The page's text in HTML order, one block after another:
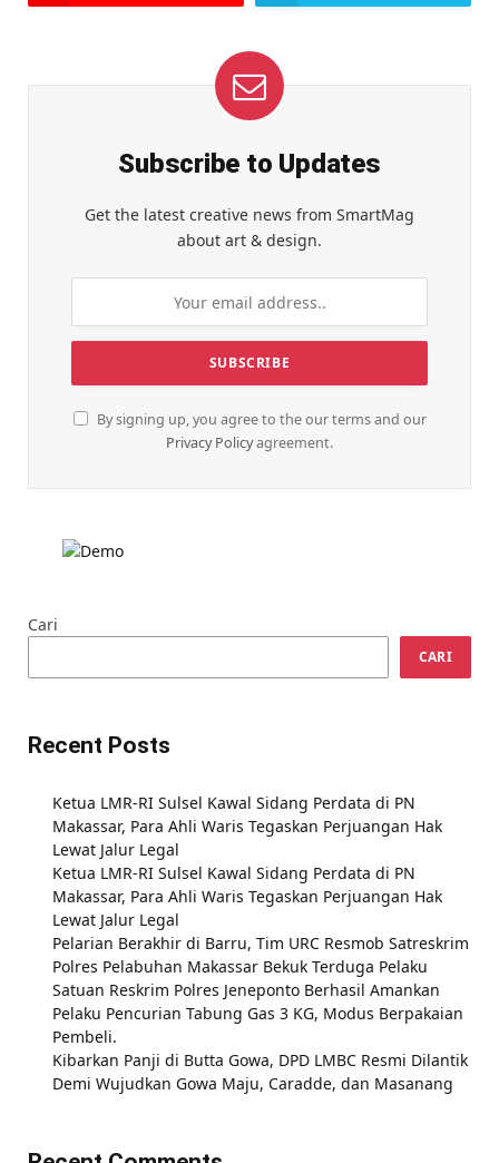
Subscribe to Updates
Get the latest creative news from SmartMag
about art & design.
By signing up, you agree to the our terms and our
Privacy Policyagreement.
Cari
CARI
Recent Posts
Ketua LMR-RI Sulsel Kawal Sidang Perdata di PN
Makassar, Para Ahli Waris Tegaskan Perjuangan Hak
Lewat Jalur Legal
Ketua LMR-RI Sulsel Kawal Sidang Perdata di PN
Makassar, Para Ahli Waris Tegaskan Perjuangan Hak
Lewat Jalur Legal
Pelarian Berakhir di Barru, Tim URC Resmob Satreskrim
Polres Pelabuhan Makassar Bekuk Terduga Pelaku
Satuan Reskrim Polres Jeneponto Berhasil Amankan
Pelaku Pencurian Tabung Gas 3 KG, Modus Berpakaian
Pembeli.
Kibarkan Panji di Butta Gowa, DPD LMBC Resmi Dilantik
Demi Wujudkan Gowa Maju, Caradde, dan Masanang